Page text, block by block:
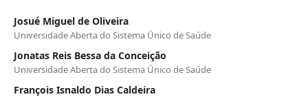
Josué Miguel de Oliveira
Universidade Aberta do Sistema Único de Saúde
Jonatas Reis Bessa da Conceição
Universidade Aberta do Sistema Único de Saúde
François Isnaldo Dias Caldeira